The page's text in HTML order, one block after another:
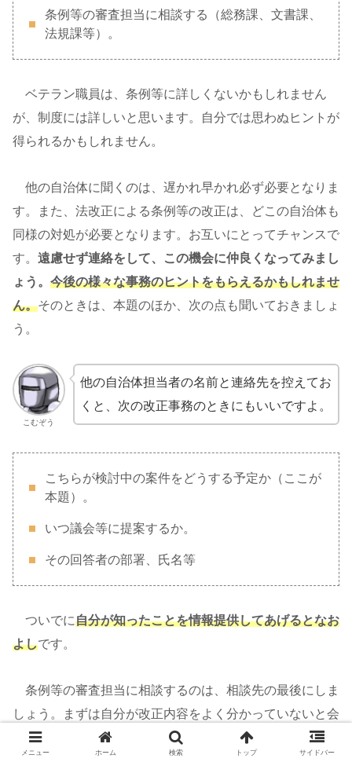
条例等の審査担当に相談する（総務課、文書課、
法規課等）。
ベテラン職員は、条例等に詳しくないかもしれません
が、制度には詳しいと思います。自分では思わぬヒントが
得られるかもしれません。
他の自治体に聞くのは、遅かれ早かれ必ず必要となりま
す。また、法改正による条例等の改正は、どこの自治体も
同様の対処が必要となります。お互いにとってチャンスで
す。 遠慮せず連絡をして、この機会に仲良くなってみまし
ょう。 今後の様々な事務のヒントをもらえるかもしれませ
ん。そのときは、本題のほか、次の点も聞いておきましょ
う。
こむぞう
他の自治体担当者の名前と連絡先を控えてお
くと、次の改正事務のときにもいいですよ。
こちらが検討中の案件をどうする予定か（ここが
本題）。
いつ議会等に提案するか。
その回答者の部署、氏名等
ついでに自分が知ったことを情報提供してあげるとなお
よしです。
条例等の審査担当に相談するのは、相談先の最後にしま
しょう。まずは自分が改正内容をよく分かっていないと会
話になりません。 条例等の審査担当は、想いを形にするこ
メニュー ホーム 検索 トップ サイドバー